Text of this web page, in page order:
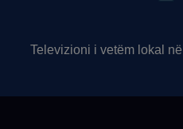
Televizioni i vetëm lokal